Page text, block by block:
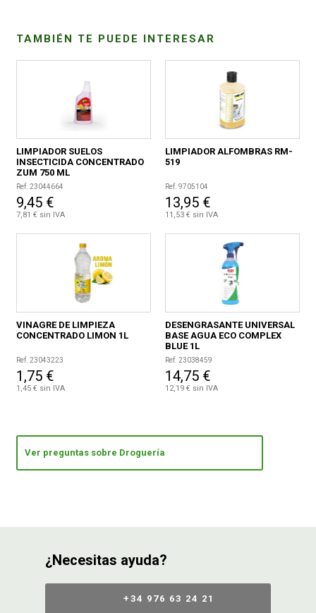
TAMBIÉN TE PUEDE INTERESAR
LIMPIADOR SUELOS
INSECTICIDA CONCENTRADO
ZUM 750 ML
Ref. 23044664
9,45 €
7,81 € sin IVA
LIMPIADOR ALFOMBRAS RM-
519
Ref. 9705104
13,95 €
11,53 € sin IVA
VINAGRE DE LIMPIEZA
CONCENTRADO LIMON 1L
Ref. 23043223
1,75 €
1,45 € sin IVA
DESENGRASANTE UNIVERSAL
BASE AGUA ECO COMPLEX
BLUE 1L
Ref. 23038459
14,75 €
12,19 € sin IVA
Ver preguntas sobre Droguería
¿Necesitas ayuda?
+34 976 63 24 21